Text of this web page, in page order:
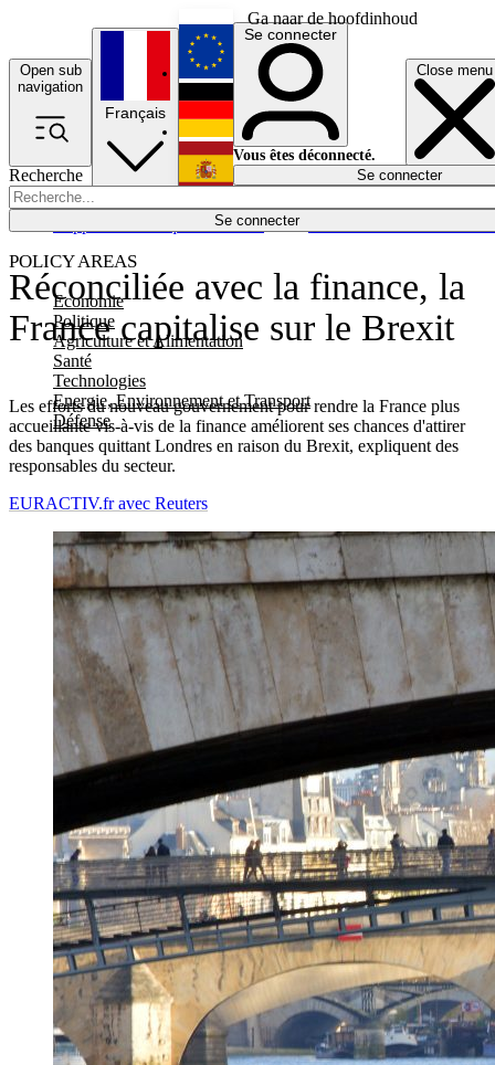
Ga naar de hoofdinhoud
Open sub
navigation
Close menu
Recherche
Se connecter
POLICY AREAS
Economie
Politique
Agriculture et Alimentation
Santé
Technologies
Energie, Environnement et Transport
Défense
Économie
Français
English
Deutsch
Español
Se connecter
Vous êtes déconnecté.
Se connecter
Réconciliée avec la finance, la
France capitalise sur le Brexit
Les efforts du nouveau gouvernement pour rendre la France plus
accueillante vis-à-vis de la finance améliorent ses chances d'attirer
des banques quittant Londres en raison du Brexit, expliquent des
responsables du secteur.
EURACTIV.fr avec Reuters